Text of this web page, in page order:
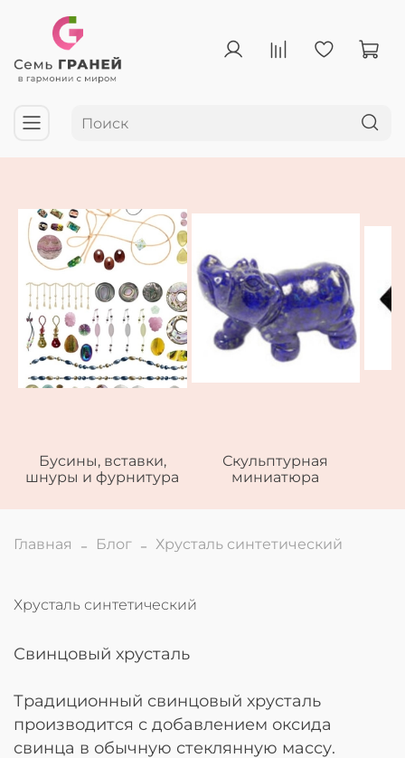
Бусины, вставки,
шнуры и фурнитура
Скульптурная
миниатюра
Главная Блог Хрусталь синтетический
Хрусталь синтетический
Свинцовый хрусталь
Традиционный свинцовый хрусталь
производится с добавлением оксида
свинца в обычную стеклянную массу.